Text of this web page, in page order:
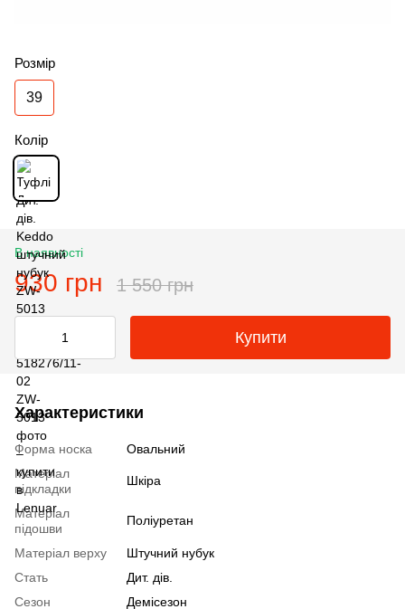
Розмір
39
Колір
В наявності
930 грн 1 550 грн
Купити
Характеристики
Форма носка
Овальний
Матеріал
підкладки
Шкіра
Матеріал
підошви
Поліуретан
Матеріал верху
Штучний нубук
Стать
Дит. дів.
Сезон
Демісезон